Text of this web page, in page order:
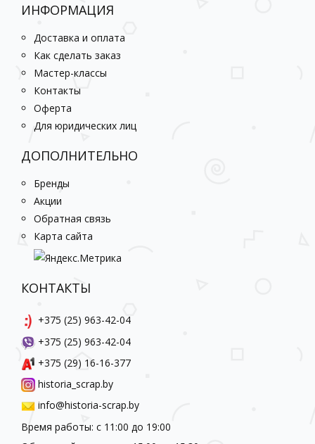
ИНФОРМАЦИЯ
Доставка и оплата
Как сделать заказ
Мастер-классы
Контакты
Оферта
Для юридических лиц
ДОПОЛНИТЕЛЬНО
Бренды
Акции
Обратная связь
Карта сайта
КОНТАКТЫ
+375 (25) 963-42-04
+375 (25) 963-42-04
+375 (29) 16-16-377
historia_scrap.by
info@historia-scrap.by
Время работы: с 11:00 до 19:00